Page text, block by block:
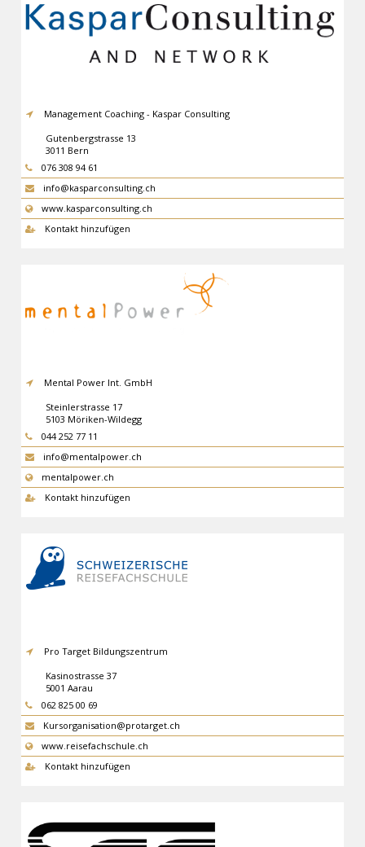
Management Coaching - Kaspar Consulting
Gutenbergstrasse 13
3011 Bern
076 308 94 61
info@kasparconsulting.ch
www.kasparconsulting.ch
Kontakt hinzufügen
Mental Power Int. GmbH
Steinlerstrasse 17
5103 Möriken-Wildegg
044 252 77 11
info@mentalpower.ch
mentalpower.ch
Kontakt hinzufügen
Pro Target Bildungszentrum
Kasinostrasse 37
5001 Aarau
062 825 00 69
Kursorganisation@protarget.ch
www.reisefachschule.ch
Kontakt hinzufügen